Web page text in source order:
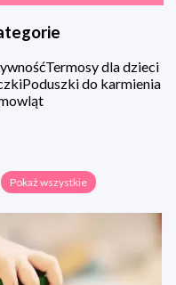
Termosy dla dzieci
Poduszki do karmienia
Pokaż wszystkie